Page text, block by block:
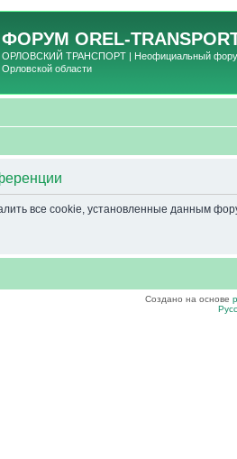
ФОРУМ OREL-
ОРЛОВСКИЙ ТРАНСПОРТ | Неофициальный форум
Орловской области
все cookie, установленные данным
Создано на основе